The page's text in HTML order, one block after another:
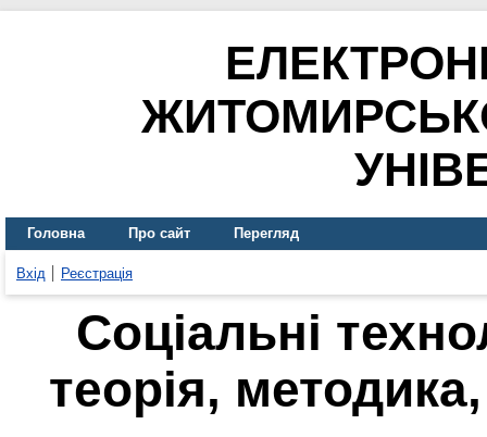
Головна Про сайт Перегляд
Вхід Реєстрація
Соціальні
теорія,